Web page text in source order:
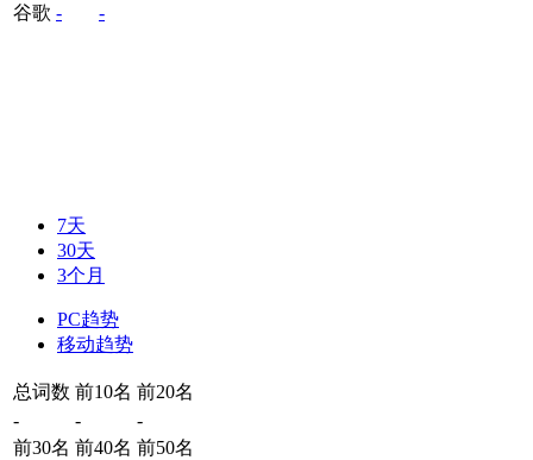
谷歌 - -
7天
30天
3个月
PC趋势
移动趋势
总词数 前10名 前20名
-
-
-
前30名 前40名 前50名